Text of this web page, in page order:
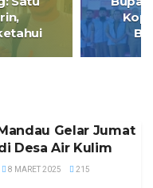
Gelar Jumat
Desa Air Kulim
8 MARET 2025 215